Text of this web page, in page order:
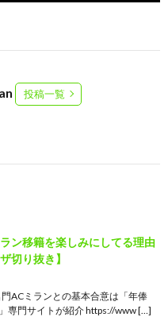
投稿一覧
ン移籍を楽しみにしてる理由
切り抜き】
ACミランとの基本合意は「年俸
専門サイトが紹介 https://www […]